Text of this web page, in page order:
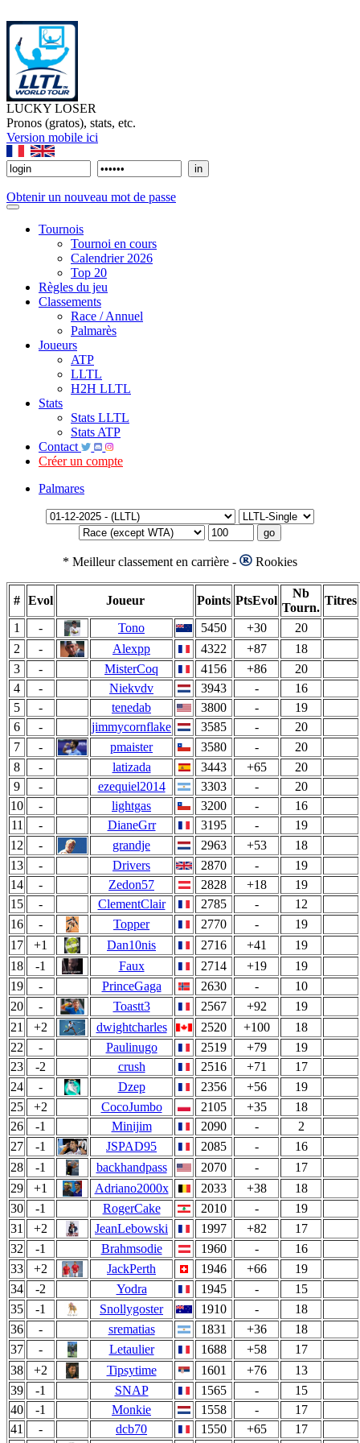
LUCKY LOSER
Pronos (gratos), stats, etc.
Version mobile ici
Obtenir un nouveau mot de passe
Tournois
Tournoi en cours
Calendrier 2026
Top 20
Règles du jeu
Classements
Race / Annuel
Palmarès
Joueurs
ATP
LLTL
H2H LLTL
Stats
Stats LLTL
Stats ATP
Contact
Créer un compte
Palmares
* Meilleur classement en carrière - Rookies
# Evol Joueur Points PtsEvol
Nb
Tourn.
Titres
1
- Tono 5450 +30
20
2
- Alexpp 4322 +87
18
3
- MisterCoq 4156 +86
20
4
- Niekvdv 3943 -
16
5
- tenedab 3800 -
19
6
- jimmycornflake 3585 -
20
7
- pmaister 3580 -
20
8
- latizada 3443 +65
20
9
- ezequiel2014 3303 -
20
10
- lightgas 3200 -
16
11
- DianeGrr 3195 -
19
12
- grandje 2963 +53
18
13
- Drivers 2870 -
19
14
- Zedon57 2828 +18
19
15
- ClementClair 2785 -
12
16
- Topper 2770 -
19
17
+1 Dan10nis 2716 +41
19
18
-1 Faux 2714 +19
19
19
- PrinceGaga 2630 -
10
20
- Toastt3 2567 +92
19
21
+2 dwightcharles 2520 +100
18
22
- Paulinugo 2519 +79
19
23
-2 crush 2516 +71
17
24
- Dzep 2356 +56
19
25
+2 CocoJumbo 2105 +35
18
26
-1 Minijim 2090 -
2
27
-1 JSPAD95 2085 -
16
28
-1 backhandpass 2070 -
17
29
+1 Adriano2000x 2033 +38
18
30
-1 RogerCake 2010 -
19
31
+2 JeanLebowski 1997 +82
17
32
-1 Brahmsodie 1960 -
16
33
+2 JackPerth 1946 +66
19
34
-2 Yodra 1945 -
15
35
-1 Snollygoster 1910 -
18
36
- srematias 1831 +36
18
37
- Letaulier 1688 +58
17
38
+2 Tipsytime 1601 +76
13
39
-1 SNAP 1565 -
15
40
-1 Monkie 1558 -
17
41
- dcb70 1550 +65
17